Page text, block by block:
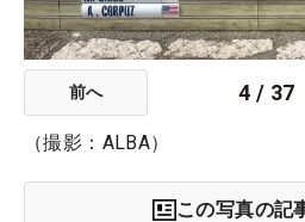
前へ 4 / 37
（撮影：ALBA）
この写真の記